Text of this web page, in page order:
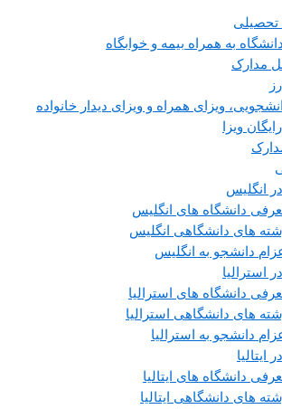
تحصیلی
به همراه بیمه و خوابگاه
مدارک
ویزای همراه و ویزای دیدار خانواده
ویزا
انگلیس
دانشگاه های انگلیس
های دانشگاهی انگلیس
دانشجو به انگلیس
استرالیا
دانشگاه های استرالیا
های دانشگاهی استرالیا
دانشجو به استرالیا
ایتالیا
دانشگاه های ایتالیا
های دانشگاهی ایتالیا